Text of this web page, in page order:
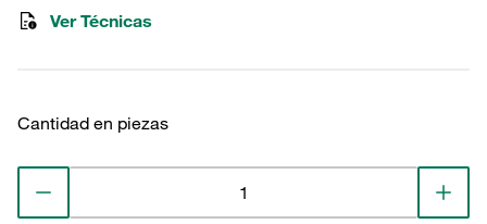
Ver Técnicas
Cantidad en piezas